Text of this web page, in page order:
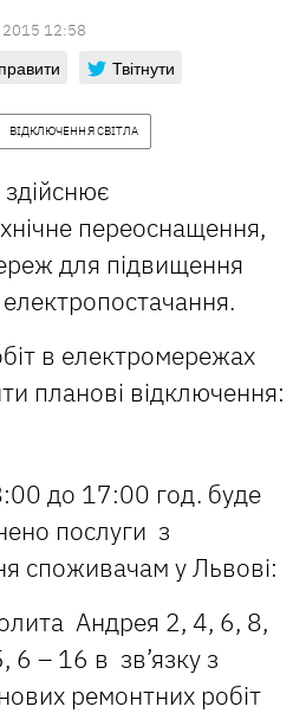
2015 12:58
Твітнути
ВІДКЛЮЧЕННЯ СВІТЛА
переоснащення,
для підвищення
електропостачання.
в електромережах
планові відключення:
до 17:00 год. буде
послуги з
споживачам у Львові:
Андрея 2, 4, 6, 8,
– 16 в зв’язку з
ремонтних робіт